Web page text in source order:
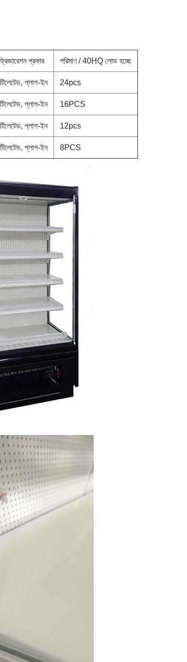
প্রকার পরিমাণ / 40HQ লোড হচ্ছে
প্লাগ-ইন 24pcs
প্লাগ-ইন 16PCS
প্লাগ-ইন 12pcs
প্লাগ-ইন 8PCS